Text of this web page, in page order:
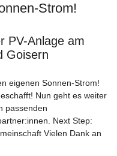
Strom!
PV-Anlage am
Goisern
eigenen Sonnen-Strom!
Nun geht es weiter
passenden
Next Step:
Vielen Dank an